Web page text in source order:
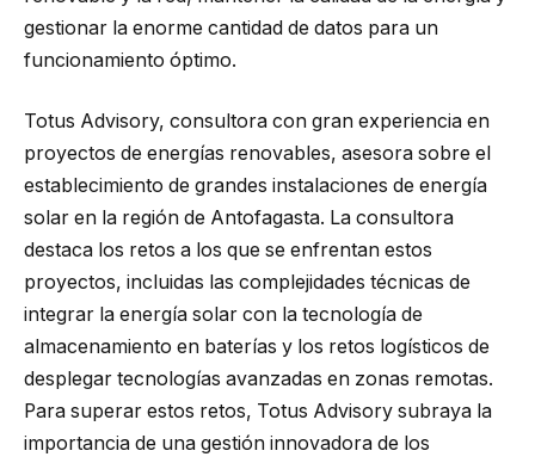
gestionar la enorme cantidad de datos para un
funcionamiento óptimo.
Totus Advisory, consultora con gran experiencia en
proyectos de energías renovables, asesora sobre el
establecimiento de grandes instalaciones de energía
solar en la región de Antofagasta. La consultora
destaca los retos a los que se enfrentan estos
proyectos, incluidas las complejidades técnicas de
integrar la energía solar con la tecnología de
almacenamiento en baterías y los retos logísticos de
desplegar tecnologías avanzadas en zonas remotas.
Para superar estos retos, Totus Advisory subraya la
importancia de una gestión innovadora de los